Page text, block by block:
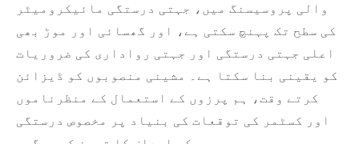
والی پروسیسنگ میں، جہتی درستگی مائیکرومیٹر
کی سطح تک پہنچ سکتی ہے، اور گھسائی اور موڑ بھی
اعلی جہتی درستگی اور جہتی رواداری کی ضروریات
کو یقینی بنا سکتا ہے۔ مشینی منصوبوں کو ڈیزائن
کرتے وقت، ہم پرزوں کے استعمال کے منظرناموں
اور کسٹمر کی توقعات کی بنیاد پر مخصوص درستگی